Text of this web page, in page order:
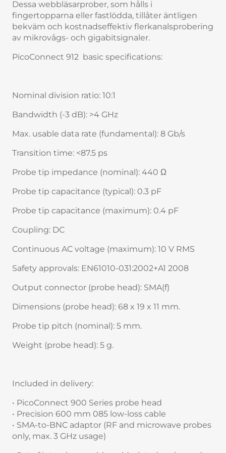
Dessa webbläsarprober, som hålls i
fingertopparna eller fastlödda, tillåter äntligen
bekväm och kostnadseffektiv flerkanalsprobering
av mikrovågs- och gigabitsignaler.
PicoConnect 912 basic specifications:
Nominal division ratio: 10:1
Bandwidth (-3 dB): >4 GHz
Max. usable data rate (fundamental): 8 Gb/s
Transition time: <87.5 ps
Probe tip impedance (nominal): 440 Ω
Probe tip capacitance (typical): 0.3 pF
Probe tip capacitance (maximum): 0.4 pF
Coupling: DC
Continuous AC voltage (maximum): 10 V RMS
Safety approvals: EN61010-031:2002+A1 2008
Output connector (probe head): SMA(f)
Dimensions (probe head): 68 x 19 x 11 mm.
Probe tip pitch (nominal): 5 mm.
Weight (probe head): 5 g.
Included in delivery:
• PicoConnect 900 Series probe head
• Precision 600 mm 085 low-loss cable
• SMA-to-BNC adaptor (RF and microwave probes
only, max. 3 GHz usage)